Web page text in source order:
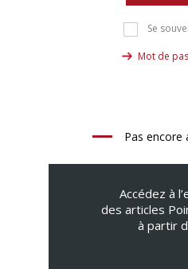
Se
Mot de
Pas encore
Accédez à
des articles
à partir